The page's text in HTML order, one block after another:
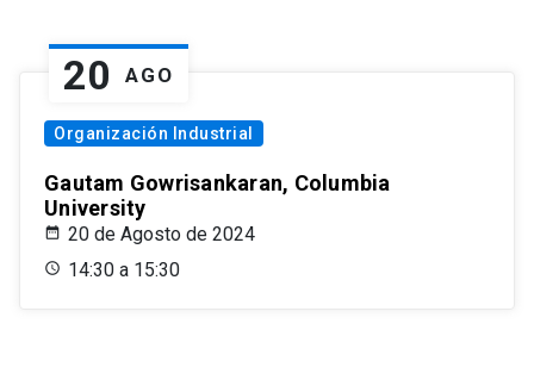
20 AGO
Organización Industrial
Gautam Gowrisankaran, Columbia
University
20 de Agosto de 2024
14:30 a 15:30